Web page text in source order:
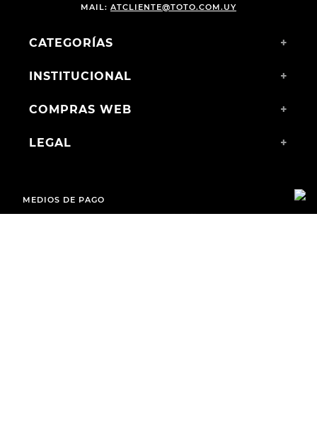
MAIL: ATCLIENTE@TOTO.COM.UY
CATEGORÍAS +
INSTITUCIONAL +
COMPRAS WEB +
LEGAL +
MEDIOS DE PAGO